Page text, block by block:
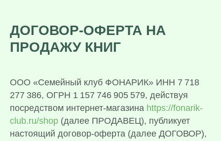
ДОГОВОР-ОФЕРТА НА
ПРОДАЖУ КНИГ
ООО «Семейный клуб ФОНАРИК» ИНН 7 718
277 386, ОГРН 1 157 746 905 579, действуя
посредством интернет-магазина https://fonarik-
club.ru/shop (далее ПРОДАВЕЦ), публикует
настоящий договор-оферта (далее ДОГОВОР),